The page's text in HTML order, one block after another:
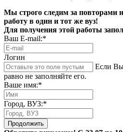
Мы строго следим за
работу в один и тот же вуз!
Для получения этой работы
Ваш E-mail:*
Логин
Если Вы
равно не заполняйте его.
Ваше имя:*
Город, ВУЗ:*
Продолжить